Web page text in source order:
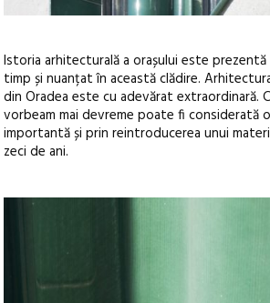
Istoria arhitecturală a orașului este prezentă
timp și nuanțat în această clădire.
din Oradea este cu adevărat extraordinară.
vorbeam mai devreme poate fi considerată
importantă și prin reintroducerea unui
zeci de ani.